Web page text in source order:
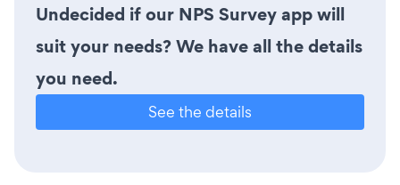
Undecided if our NPS Survey app will
suit your needs? We have all the details
you need.
See the details